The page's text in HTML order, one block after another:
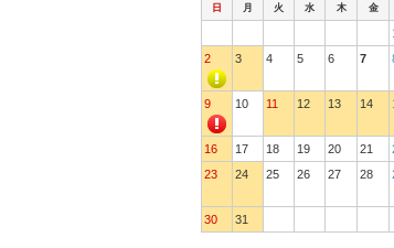
日 月 火 水 木 金
2
3 4 5 6 7
9 10 11 12 13 14
16 17 18 19 20 21
23
24 25 26 27 28
30 31